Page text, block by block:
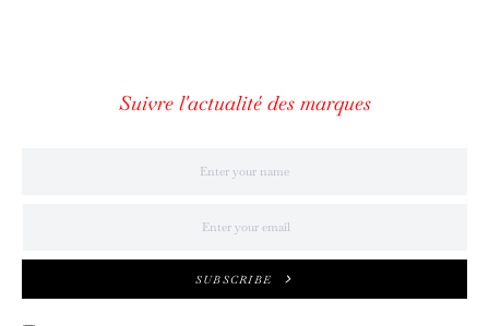
Suivre l'actualité des marques
SUBSCRIBE